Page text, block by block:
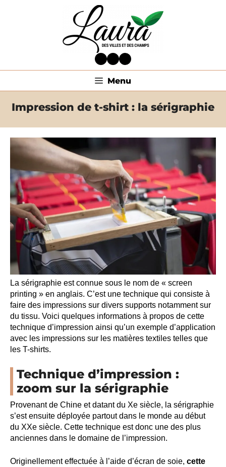
Facebook Twitter LinkedIn
Menu
Impression de t-shirt : la sérigraphie
La sérigraphie est connue sous le nom de « screen
printing » en anglais. C’est une technique qui consiste à
faire des impressions sur divers supports notamment sur
du tissu. Voici quelques informations à propos de cette
technique d’impression ainsi qu’un exemple d’application
avec les impressions sur les matières textiles telles que
les T-shirts.
Technique d’impression :
zoom sur la sérigraphie
Provenant de Chine et datant du Xe siècle, la sérigraphie
s’est ensuite déployée partout dans le monde au début
du XXe siècle. Cette technique est donc une des plus
anciennes dans le domaine de l’impression.
Originellement effectuée à l’aide d’écran de soie, cette